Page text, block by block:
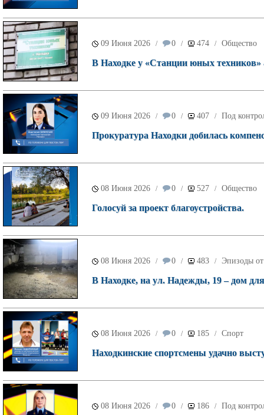
09 Июня 2026 / 0 / 474 / Общество
В Находке у «Станции юных
09 Июня 2026 / 0 / 407 / Под
Прокуратура Находки добилась
08 Июня 2026 / 0 / 527 / Общество
Голосуй за проект благоустройства.
08 Июня 2026 / 0 / 483 / Эпизоды
В Находке, на ул. Надежды, 19 – дом для
08 Июня 2026 / 0 / 185 / Спорт
Находкинские спортсмены удачно
08 Июня 2026 / 0 / 186 / Под